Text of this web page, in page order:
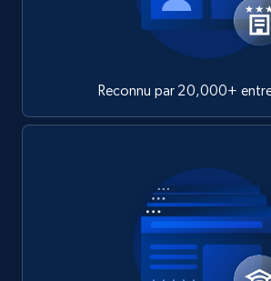
Reconnu par 20,000+